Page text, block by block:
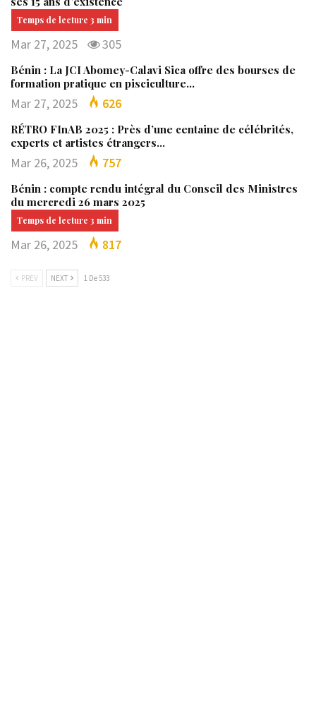
Mar 27, 2025 305
Bénin : La JCI Abomey-Calavi Sica offre des bourses de
formation pratique en pisciculture…
Mar 27, 2025 626
RÉTRO FInAB 2025 : Près d’une centaine de célébrités,
experts et artistes étrangers…
Mar 26, 2025 757
Bénin : compte rendu intégral du Conseil des Ministres
du mercredi 26 mars 2025
Mar 26, 2025 817
PREV NEXT 1 De 533